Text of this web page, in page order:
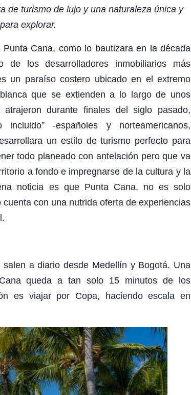
de turismo de lujo y una naturaleza única y
explorar.
Punta Cana, como lo bautizara en la década
los desarrolladores inmobiliarios más
un paraíso costero ubicado en el extremo
que se extienden a lo largo de unos
durante finales del siglo pasado,
-españoles y norteamericanos,
un estilo de turismo perfecto para
todo planeado con antelación pero que va
a fondo e impregnarse de la cultura y la
noticia es que Punta Cana, no es solo
con una nutrida oferta de experiencias
a diario desde Medellín y Bogotá. Una
queda a tan solo 15 minutos de los
es viajar por Copa, haciendo escala en